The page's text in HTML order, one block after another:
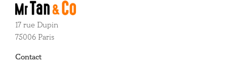
17 rue Dupin
75006 Paris
Contact